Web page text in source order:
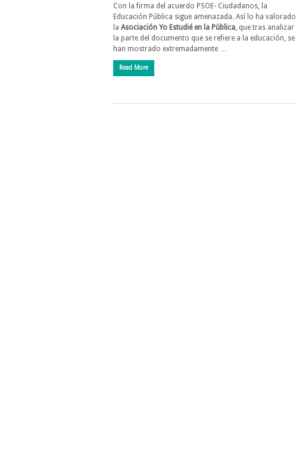
Con la firma del acuerdo PSOE- Ciudadanos, la
Educación Pública sigue amenazada. Así lo ha valorado
la Asociación Yo Estudié en la Pública, que tras analizar
la parte del documento que se refiere a la educación, se
han mostrado extremadamente …
Read More